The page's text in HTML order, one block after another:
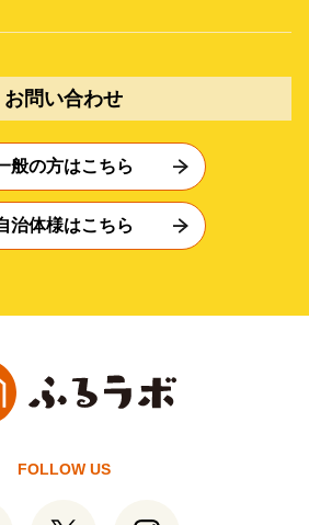
お問い合わせ
般の方はこちら
治体様はこちら
FOLLOW US